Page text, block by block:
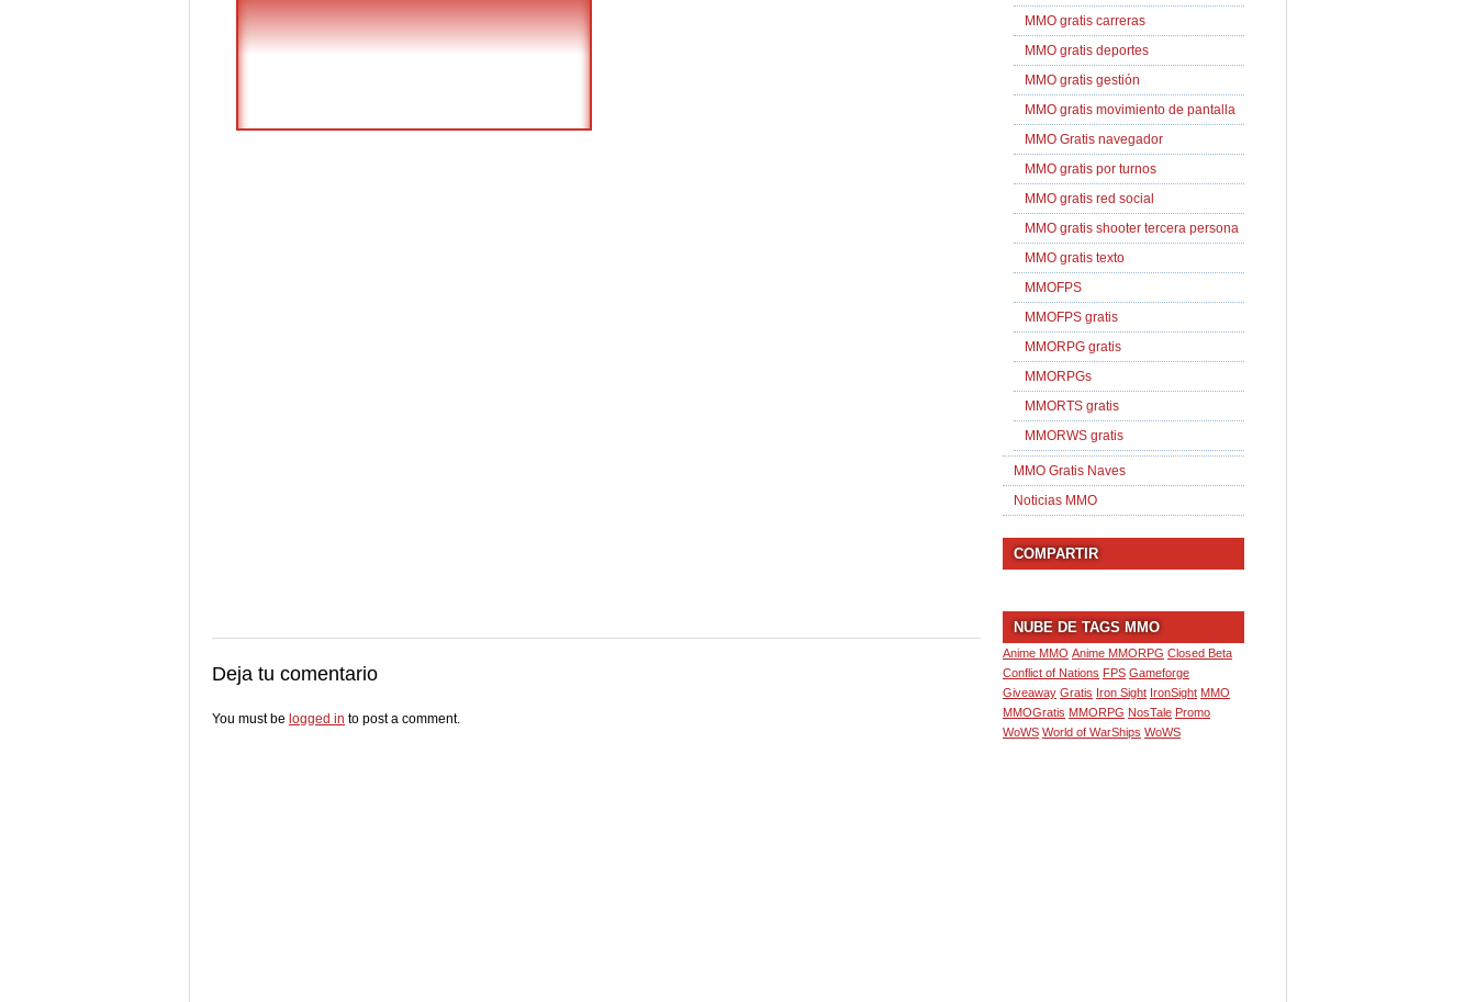
Deja tu comentario
You must be logged in to post a comment.
MMO gratis carreras
MMO gratis deportes
MMO gratis gestión
MMO gratis movimiento de pantalla
MMO Gratis navegador
MMO gratis por turnos
MMO gratis red social
MMO gratis shooter tercera persona
MMO gratis texto
MMOFPS
MMOFPS gratis
MMORPG gratis
MMORPGs
MMORTS gratis
MMORWS gratis
MMO Gratis Naves
Noticias MMO
COMPARTIR
NUBE DE TAGS MMO
Anime MMO Anime MMORPG Closed Beta
Conflict of Nations FPS Gameforge
Giveaway Gratis Iron Sight IronSight MMO
MMOGratis MMORPG NosTale Promo
WoWS World of WarShips WoWS